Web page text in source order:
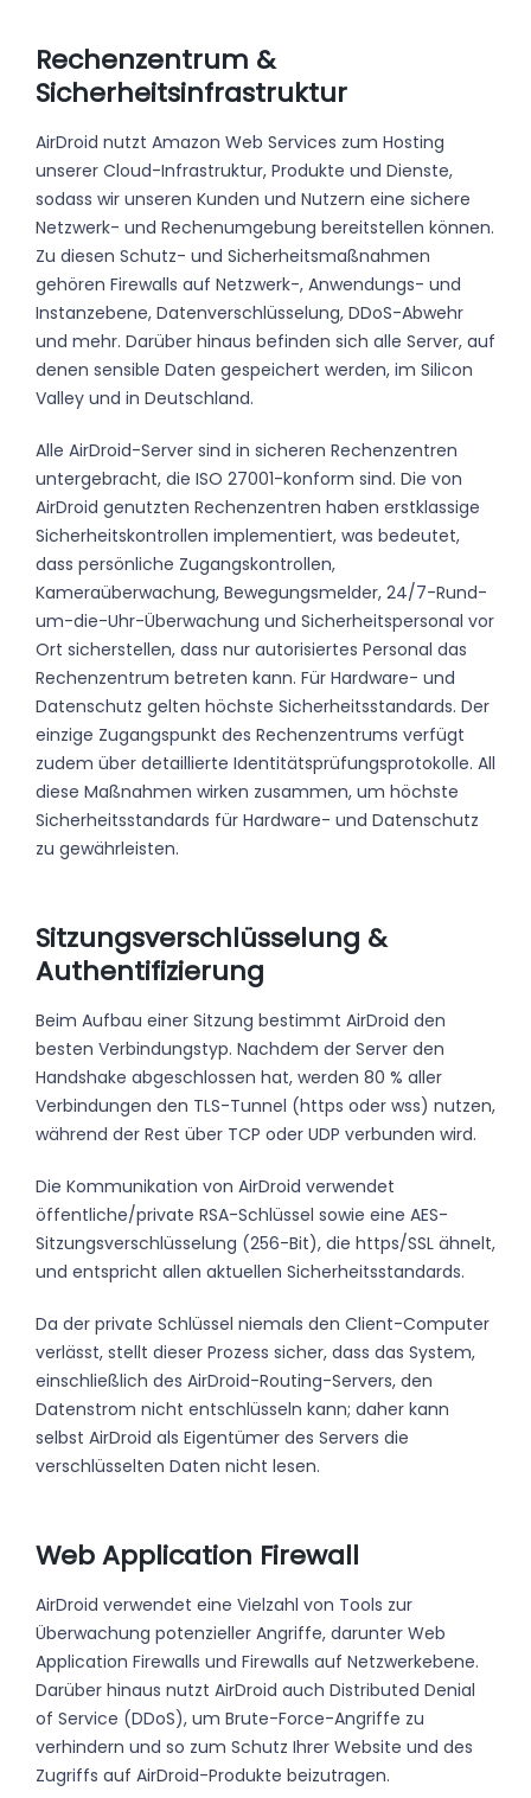
Rechenzentrum &
Sicherheitsinfrastruktur
AirDroid nutzt Amazon Web Services zum Hosting
unserer Cloud-Infrastruktur, Produkte und Dienste,
sodass wir unseren Kunden und Nutzern eine sichere
Netzwerk- und Rechenumgebung bereitstellen können.
Zu diesen Schutz- und Sicherheitsmaßnahmen
gehören Firewalls auf Netzwerk-, Anwendungs- und
Instanzebene, Datenverschlüsselung, DDoS-Abwehr
und mehr. Darüber hinaus befinden sich alle Server, auf
denen sensible Daten gespeichert werden, im Silicon
Valley und in Deutschland.
Alle AirDroid-Server sind in sicheren Rechenzentren
untergebracht, die ISO 27001-konform sind. Die von
AirDroid genutzten Rechenzentren haben erstklassige
Sicherheitskontrollen implementiert, was bedeutet,
dass persönliche Zugangskontrollen,
Kameraüberwachung, Bewegungsmelder, 24/7-Rund-
um-die-Uhr-Überwachung und Sicherheitspersonal vor
Ort sicherstellen, dass nur autorisiertes Personal das
Rechenzentrum betreten kann. Für Hardware- und
Datenschutz gelten höchste Sicherheitsstandards. Der
einzige Zugangspunkt des Rechenzentrums verfügt
zudem über detaillierte Identitätsprüfungsprotokolle. All
diese Maßnahmen wirken zusammen, um höchste
Sicherheitsstandards für Hardware- und Datenschutz
zu gewährleisten.
Sitzungsverschlüsselung &
Authentifizierung
Beim Aufbau einer Sitzung bestimmt AirDroid den
besten Verbindungstyp. Nachdem der Server den
Handshake abgeschlossen hat, werden 80 % aller
Verbindungen den TLS-Tunnel (https oder wss) nutzen,
während der Rest über TCP oder UDP verbunden wird.
Die Kommunikation von AirDroid verwendet
öffentliche/private RSA-Schlüssel sowie eine AES-
Sitzungsverschlüsselung (256-Bit), die https/SSL ähnelt,
und entspricht allen aktuellen Sicherheitsstandards.
Da der private Schlüssel niemals den Client-Computer
verlässt, stellt dieser Prozess sicher, dass das System,
einschließlich des AirDroid-Routing-Servers, den
Datenstrom nicht entschlüsseln kann; daher kann
selbst AirDroid als Eigentümer des Servers die
verschlüsselten Daten nicht lesen.
Web Application Firewall
AirDroid verwendet eine Vielzahl von Tools zur
Überwachung potenzieller Angriffe, darunter Web
Application Firewalls und Firewalls auf Netzwerkebene.
Darüber hinaus nutzt AirDroid auch Distributed Denial
of Service (DDoS), um Brute-Force-Angriffe zu
verhindern und so zum Schutz Ihrer Website und des
Zugriffs auf AirDroid-Produkte beizutragen.